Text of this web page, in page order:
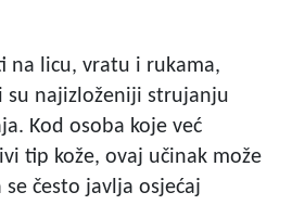
na licu, vratu i rukama,
najizloženiji strujanju
Kod osoba koje već
tip kože, ovaj učinak može
često javlja osjećaj